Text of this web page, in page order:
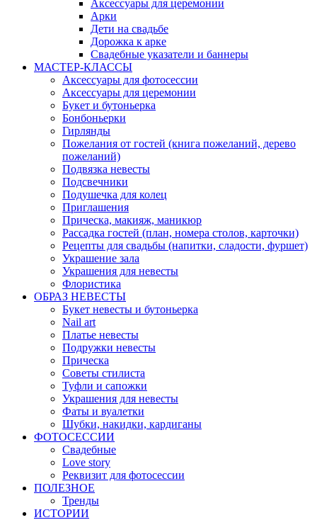
Аксессуары для церемонии
Арки
Дети на свадьбе
Дорожка к арке
Свадебные указатели и баннеры
МАСТЕР-КЛАССЫ
Аксессуары для фотосессии
Аксессуары для церемонии
Букет и бутоньерка
Бонбоньерки
Гирлянды
Пожелания от гостей (книга пожеланий, дерево
пожеланий)
Подвязка невесты
Подсвечники
Подушечка для колец
Приглашения
Прическа, макияж, маникюр
Рассадка гостей (план, номера столов, карточки)
Рецепты для свадьбы (напитки, сладости, фуршет)
Украшение зала
Украшения для невесты
Флористика
ОБРАЗ НЕВЕСТЫ
Букет невесты и бутоньерка
Nail art
Платье невесты
Подружки невесты
Прическа
Советы стилиста
Туфли и сапожки
Украшения для невесты
Фаты и вуалетки
Шубки, накидки, кардиганы
ФОТОСЕССИИ
Свадебные
Love story
Реквизит для фотосессии
ПОЛЕЗНОЕ
Тренды
ИСТОРИИ